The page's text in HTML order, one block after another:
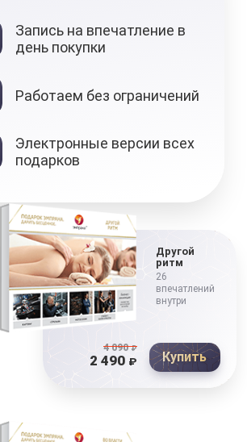
Запись на впечатление в
день покупки
Работаем без ограничений
Электронные версии всех
подарков
Другой
ритм
26
впечатлений
внутри
4 090₽
2 490 ₽ Купить